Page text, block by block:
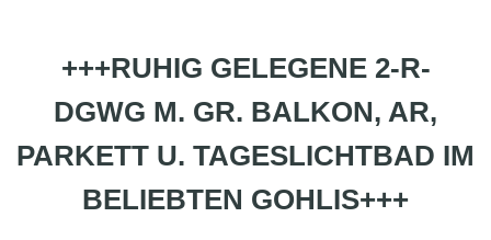
+++RUHIG GELEGENE 2-R-
DGWG M. GR. BALKON, AR,
PARKETT U. TAGESLICHTBAD IM
BELIEBTEN GOHLIS+++